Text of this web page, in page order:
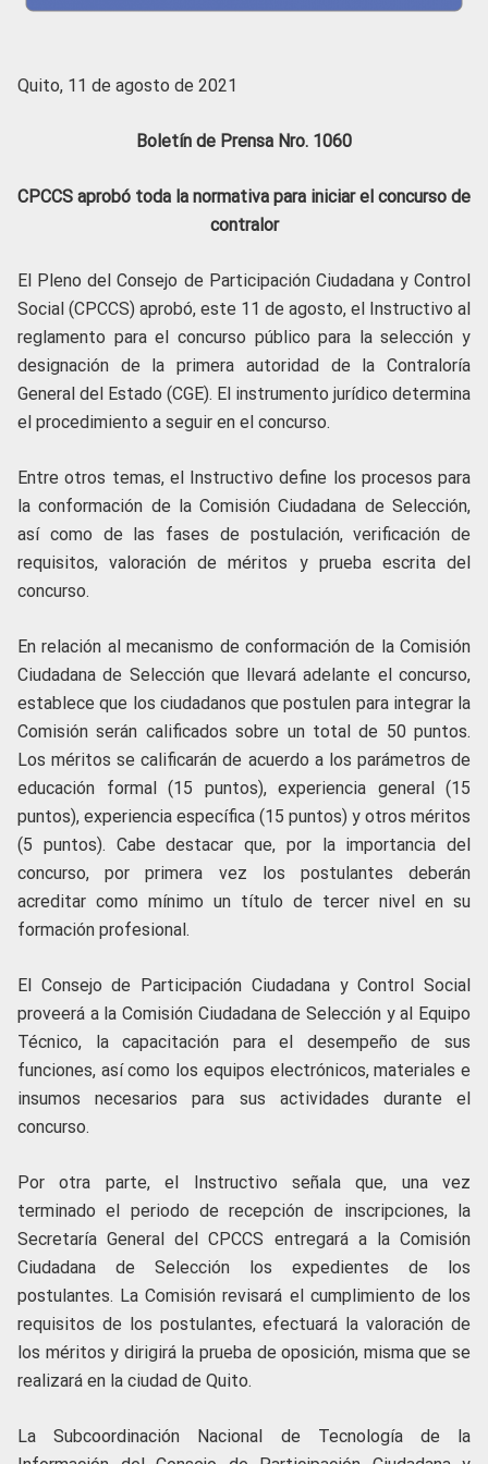
Quito, 11 de agosto de 2021
Boletín de Prensa Nro. 1060
CPCCS aprobó toda la normativa para iniciar el concurso de
contralor
El Pleno del Consejo de Participación Ciudadana y Control
Social (CPCCS) aprobó, este 11 de agosto, el Instructivo al
reglamento para el concurso público para la selección y
designación de la primera autoridad de la Contraloría
General del Estado (CGE). El instrumento jurídico determina
el procedimiento a seguir en el concurso.
Entre otros temas, el Instructivo define los procesos para
la conformación de la Comisión Ciudadana de Selección,
así como de las fases de postulación, verificación de
requisitos, valoración de méritos y prueba escrita del
concurso.
En relación al mecanismo de conformación de la Comisión
Ciudadana de Selección que llevará adelante el concurso,
establece que los ciudadanos que postulen para integrar la
Comisión serán calificados sobre un total de 50 puntos.
Los méritos se calificarán de acuerdo a los parámetros de
educación formal (15 puntos), experiencia general (15
puntos), experiencia específica (15 puntos) y otros méritos
(5 puntos). Cabe destacar que, por la importancia del
concurso, por primera vez los postulantes deberán
acreditar como mínimo un título de tercer nivel en su
formación profesional.
El Consejo de Participación Ciudadana y Control Social
proveerá a la Comisión Ciudadana de Selección y al Equipo
Técnico, la capacitación para el desempeño de sus
funciones, así como los equipos electrónicos, materiales e
insumos necesarios para sus actividades durante el
concurso.
Por otra parte, el Instructivo señala que, una vez
terminado el periodo de recepción de inscripciones, la
Secretaría General del CPCCS entregará a la Comisión
Ciudadana de Selección los expedientes de los
postulantes. La Comisión revisará el cumplimiento de los
requisitos de los postulantes, efectuará la valoración de
los méritos y dirigirá la prueba de oposición, misma que se
realizará en la ciudad de Quito.
La Subcoordinación Nacional de Tecnología de la